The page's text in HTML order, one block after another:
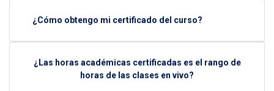
¿Cómo obtengo mi certificado del curso?
¿Las horas académicas certificadas es el rango de
horas de las clases en vivo?